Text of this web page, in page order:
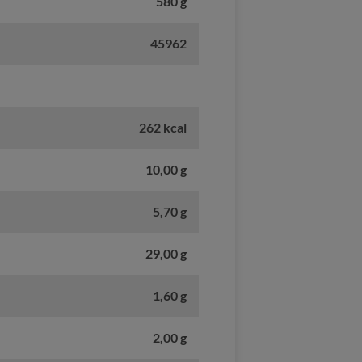
45962
262 kcal
10,00 g
5,70 g
29,00 g
1,60 g
2,00 g